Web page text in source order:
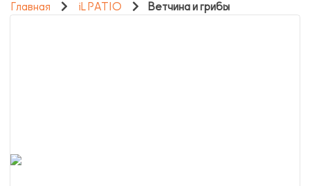
Главная iL PATIO Ветчина и грибы